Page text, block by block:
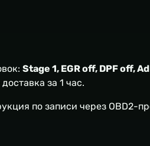
Stage 1, EGR off, DPF off,
за 1 час.
по записи через OBD2-